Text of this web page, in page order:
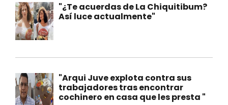
"¿Te acuerdas de La Chiquitibum?
Así luce actualmente"
"Arqui Juve explota contra sus
trabajadores tras encontrar
cochinero en casa que les presta "